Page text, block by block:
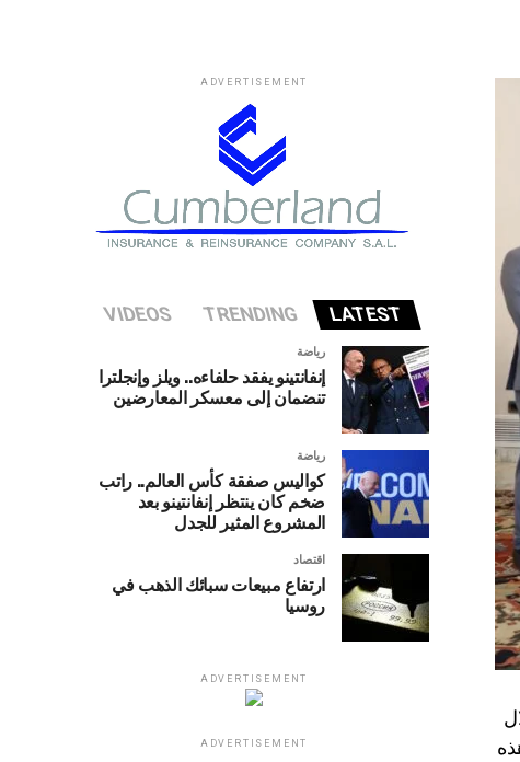
ADVERTISEMENT
LATEST
TRENDING
VIDEOS
رياضة
إنفانتينو يفقد حلفاءه.. ويلز وإنجلترا
تنضمان إلى معسكر المعارضين
رياضة
كواليس صفقة كأس العالم.. راتب
ضخم كان ينتظر إنفانتينو بعد
المشروع المثير للجدل
اقتصاد
ارتفاع مبيعات سبائك الذهب في
روسيا
ADVERTISEMENT
ADVERTISEMENT